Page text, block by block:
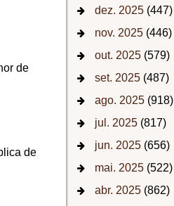
de
de
dez. 2025(447)
nov. 2025(446)
out. 2025(579)
set. 2025(487)
ago. 2025(918)
jul. 2025(817)
jun. 2025(656)
mai. 2025(522)
abr. 2025(862)